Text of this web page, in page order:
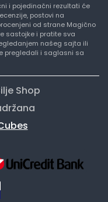
i pojedinačni rezultati će
postovi na
od strane Magično
sastojke i pratite sva
našeg sajta ili
pregledali i saglasni sa
Shop